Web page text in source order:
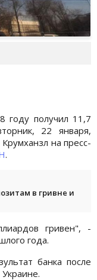
году получил 11,7
22 января,
на пресс-
.
в гривне и
гривен", -
года.
банка после